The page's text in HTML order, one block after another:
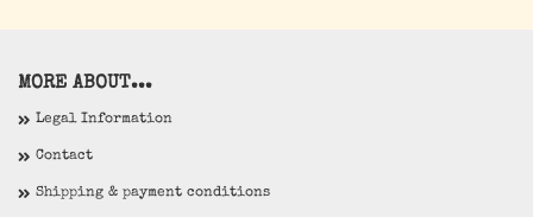
MORE ABOUT...
Legal Information
Contact
Shipping & payment conditions